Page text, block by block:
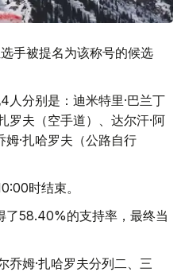
手被提名为该称号的候选
人分别是：迪米特里·巴兰丁
罗夫（空手道）、达尔汗·阿
·扎哈罗夫（公路自行
时结束。
了58.40%的支持率，最终当
乔姆·扎哈罗夫分列二、三